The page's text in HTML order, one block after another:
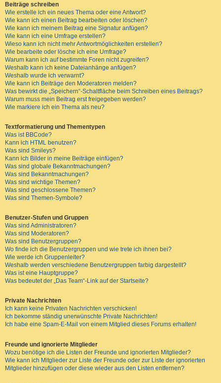
Beiträge schreiben
Wie erstelle ich ein neues Thema oder eine Antwort?
Wie kann ich einen Beitrag bearbeiten oder löschen?
Wie kann ich meinem Beitrag eine Signatur anfügen?
Wie kann ich eine Umfrage erstellen?
Wieso kann ich nicht mehr Antwortmöglichkeiten erstellen?
Wie bearbeite oder lösche ich eine Umfrage?
Warum kann ich auf bestimmte Foren nicht zugreifen?
Weshalb kann ich keine Dateianhänge anfügen?
Weshalb wurde ich verwarnt?
Wie kann ich Beiträge den Moderatoren melden?
Was bewirkt die „Speichern“-Schaltfläche beim Schreiben eines Beitrags?
Warum muss mein Beitrag erst freigegeben werden?
Wie markiere ich ein Thema als neu?
Textformatierung und Thementypen
Was ist BBCode?
Kann ich HTML benutzen?
Was sind Smileys?
Kann ich Bilder in meine Beiträge einfügen?
Was sind globale Bekanntmachungen?
Was sind Bekanntmachungen?
Was sind wichtige Themen?
Was sind geschlossene Themen?
Was sind Themen-Symbole?
Benutzer-Stufen und Gruppen
Was sind Administratoren?
Was sind Moderatoren?
Was sind Benutzergruppen?
Wo finde ich die Benutzergruppen und wie trete ich ihnen bei?
Wie werde ich Gruppenleiter?
Weshalb werden verschiedene Benutzergruppen farbig dargestellt?
Was ist eine Hauptgruppe?
Was bedeutet der „Das Team“-Link auf der Startseite?
Private Nachrichten
Ich kann keine Privaten Nachrichten verschicken!
Ich bekomme ständig unerwünschte Private Nachrichten!
Ich habe eine Spam-E-Mail von einem Mitglied dieses Forums erhalten!
Freunde und ignorierte Mitglieder
Wozu benötige ich die Listen der Freunde und ignorierten Mitglieder?
Wie kann ich Mitglieder zur Liste der Freunde oder zur Liste der ignorierten
Mitglieder hinzufügen oder diese wieder aus den Listen entfernen?